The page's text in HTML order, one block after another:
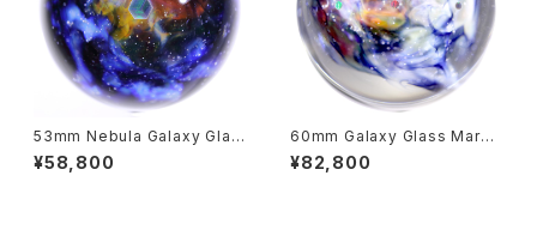
53mm Nebula Galaxy Glas
s Marble 星雲状宇宙ガラスマ
¥58,800
60mm Galaxy Glass Marbl
e with Dual-Sided Design
両面星雲状宇宙ガラスマーブル
¥82,800